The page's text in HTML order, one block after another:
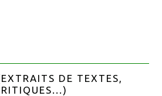
DE TEXTES,